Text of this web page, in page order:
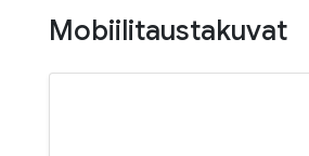
Mobiilitaustakuvat